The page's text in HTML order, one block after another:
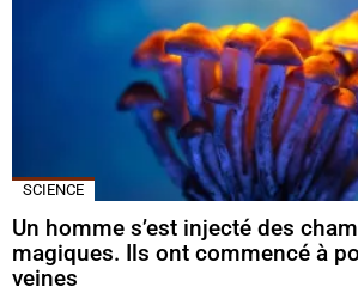
SCIENCE
Un homme s’est injecté des
magiques. Ils ont commencé à
veines